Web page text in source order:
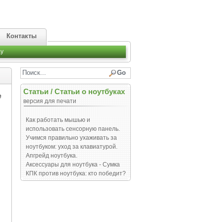
Контакты
Статьи/ Статьи о ноутбуках
версия для печати
Как работать мышью и
использовать сенсорную панель.
Учимся правильно ухаживать за
ноутбуком: уход за клавиатурой.
Апгрейд ноутбука.
Аксессуары для ноутбука - Сумка
КПК против ноутбука: кто победит?